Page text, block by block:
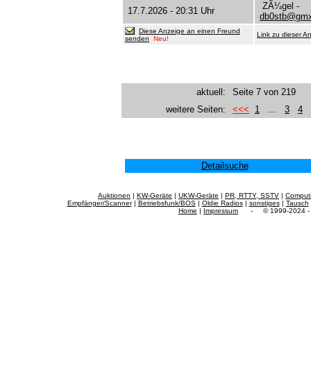
17.7.2026 - 20:31 Uhr
ZÃ¼gel -
Diese Anzeige an einen Freund
senden
Neu!
Link zu dieser
aktuell:
Seite 7 von 219
weitere Seiten:
<<< 1 ... 3 4
Detailsuche
Auktionen | KW-Geräte | UKW-Geräte | PR, RTTY, SSTV |
Empfänger/Scanner| Betriebsfunk/BOS| Oldie Radios| sonstiges| Tausch
Home | Impressum - © 1999-2024 -